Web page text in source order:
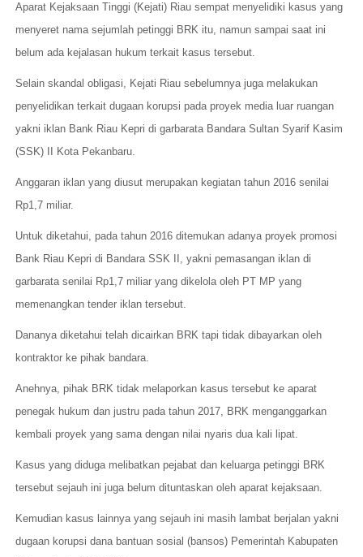
Aparat Kejaksaan Tinggi (Kejati) Riau sempat menyelidiki kasus yang
menyeret nama sejumlah petinggi BRK itu, namun sampai saat ini
belum ada kejalasan hukum terkait kasus tersebut.
Selain skandal obligasi, Kejati Riau sebelumnya juga melakukan
penyelidikan terkait dugaan korupsi pada proyek media luar ruangan
yakni iklan Bank Riau Kepri di garbarata Bandara Sultan Syarif Kasim
(SSK) II Kota Pekanbaru.
Anggaran iklan yang diusut merupakan kegiatan tahun 2016 senilai
Rp1,7 miliar.
Untuk diketahui, pada tahun 2016 ditemukan adanya proyek promosi
Bank Riau Kepri di Bandara SSK II, yakni pemasangan iklan di
garbarata senilai Rp1,7 miliar yang dikelola oleh PT MP yang
memenangkan tender iklan tersebut.
Dananya diketahui telah dicairkan BRK tapi tidak dibayarkan oleh
kontraktor ke pihak bandara.
Anehnya, pihak BRK tidak melaporkan kasus tersebut ke aparat
penegak hukum dan justru pada tahun 2017, BRK menganggarkan
kembali proyek yang sama dengan nilai nyaris dua kali lipat.
Kasus yang diduga melibatkan pejabat dan keluarga petinggi BRK
tersebut sejauh ini juga belum dituntaskan oleh aparat kejaksaan.
Kemudian kasus lainnya yang sejauh ini masih lambat berjalan yakni
dugaan korupsi dana bantuan sosial (bansos) Pemerintah Kabupaten